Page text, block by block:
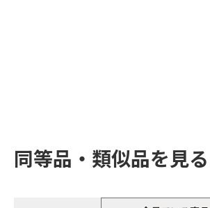
同等品・類似品を見る